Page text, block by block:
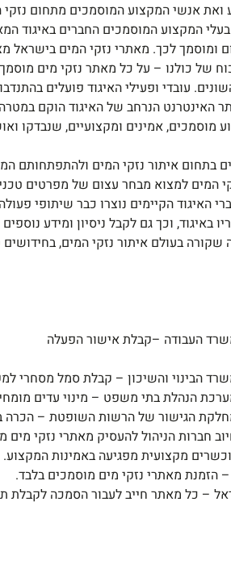
ואת אנשי המקצוע המוסמכים מתחום
המקצוע המוסמכים החברים באיגוד
ומוסמך לכך. מאתרי נזקי המים בישראל
של כולנו – על כל מאתר נזקי מים
עובדי ופעילי האיגוד פועלים
האינטרנט הנרחב של האיגוד הוקם
אמינים ומקצועיים, שנבדקו
בתחום איתור נזקי המים ולהתפתחותם
המים למצוא מבחר עצום של מפרטים
האיגוד הקיימים נוצרו כבר שיתופי
באיגוד, וכך גם לקבל ניסיון ומידע
בעולם איתור נזקי המים,
העבודה –קבלת אישור הפעלה
הבינוי והשיכון – קבלת סמל מסחרי
הנהלת בתי משפט – מינוי עדים
הגישור של הרשות השופטת – הכרה
חברות הניהול להעסיק מאתרי נזקי מים
מקצועית מפגיעה באמינות המקצוע.
מאתרי נזקי מים מוסמכים בלבד.
– כל מאתר חייב לעבור הסמכה לקבלת